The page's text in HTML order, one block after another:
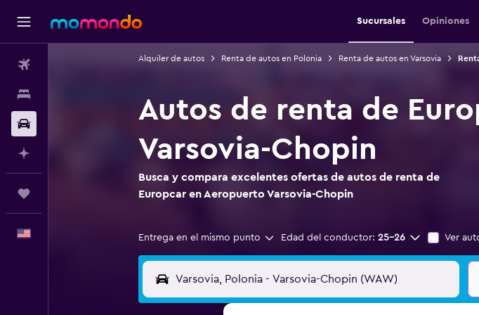
Sucursales Opiniones
Alquiler de autos Renta de autos en Polonia Renta de autos en Varsovia
Autos de renta de
Varsovia-Chopin
Busca y compara excelentes ofertas de autos de renta de
Europcar en Aeropuerto Varsovia-Chopin
Entrega en el mismo punto Edad del conductor: 25-26 Ver